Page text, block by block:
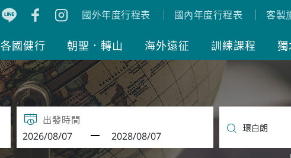
國外年度行程表 國內年度行程表 客製
各國健行 朝聖．轉山 海外遠征 訓練課程 獨
出發時間